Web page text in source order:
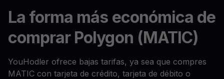
La forma más económica de
comprar Polygon (MATIC)
YouHodler ofrece bajas tarifas, ya sea que compres
MATIC con tarjeta de crédito, tarjeta de débito o